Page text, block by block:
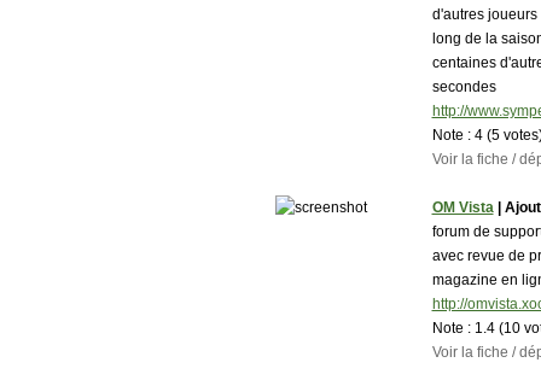
d'autres
long de la
centaines
secondes
http://
Note : 4 (5
Voir la fiche /
OM Vista|
forum de
avec revue de
magazine en
http://
Note : 1.4 (10
Voir la fiche /